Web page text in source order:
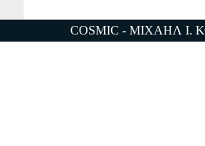
COSMIC - ΜΙΧΑΗΛ Ι.